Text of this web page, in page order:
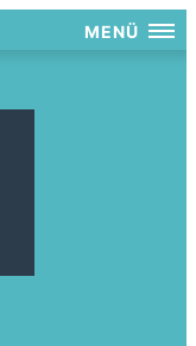
MENÜ